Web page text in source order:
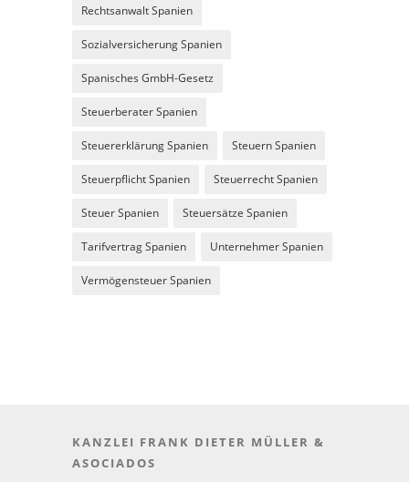
Rechtsanwalt Spanien
Sozialversicherung Spanien
Spanisches GmbH-Gesetz
Steuerberater Spanien
Steuererklärung Spanien Steuern Spanien
Steuerpflicht Spanien Steuerrecht Spanien
Steuer Spanien Steuersätze Spanien
Tarifvertrag Spanien Unternehmer Spanien
Vermögensteuer Spanien
KANZLEI FRANK DIETER MÜLLER &
ASOCIADOS